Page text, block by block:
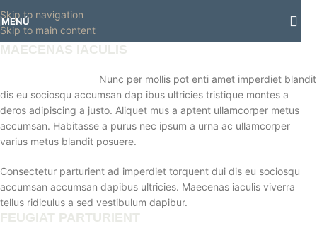
Skip to navigation
Skip to main content
Regresamos el viernes 7 de agosto
MENÚ
MAECENAS IACULIS
Nunc per mollis pot enti amet imperdiet blandit
dis eu sociosqu accumsan dap ibus ultricies tristique montes a
deros adipiscing a justo. Aliquet mus a aptent ullamcorper metus
accumsan. Habitasse a purus nec ipsum a urna ac ullamcorper
varius metus blandit posuere.
Consectetur parturient ad imperdiet torquent dui dis eu sociosqu
accumsan accumsan dapibus ultricies. Maecenas iaculis viverra
tellus ridiculus a sed vestibulum dapibur.
FEUGIAT PARTURIENT